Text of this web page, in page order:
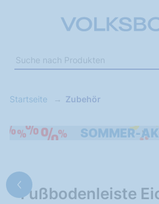
Startseite Zubehör
Fußbodenleiste